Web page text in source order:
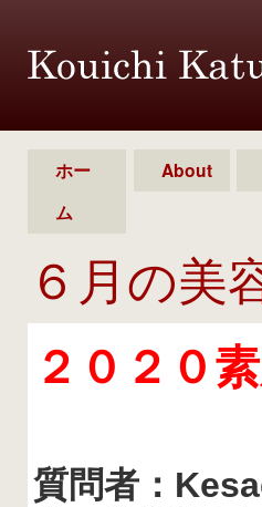
ホー
ム
About
６月の美
２０２０
質問者：